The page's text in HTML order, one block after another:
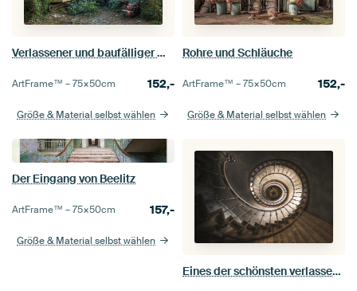
Verlassener und baufälliger Wintergarten eines Schlosses
ArtFrame™ –75×50cm 152,-
Größe & Material selbst wählen
Rohre und Schläuche
ArtFrame™ –75×50cm 152,-
Größe & Material selbst wählen
Der Eingang von Beelitz
ArtFrame™ –75×50cm 157,-
Größe & Material selbst wählen
Eines der schönsten verlassenen und baufälligen Treppenhäuser